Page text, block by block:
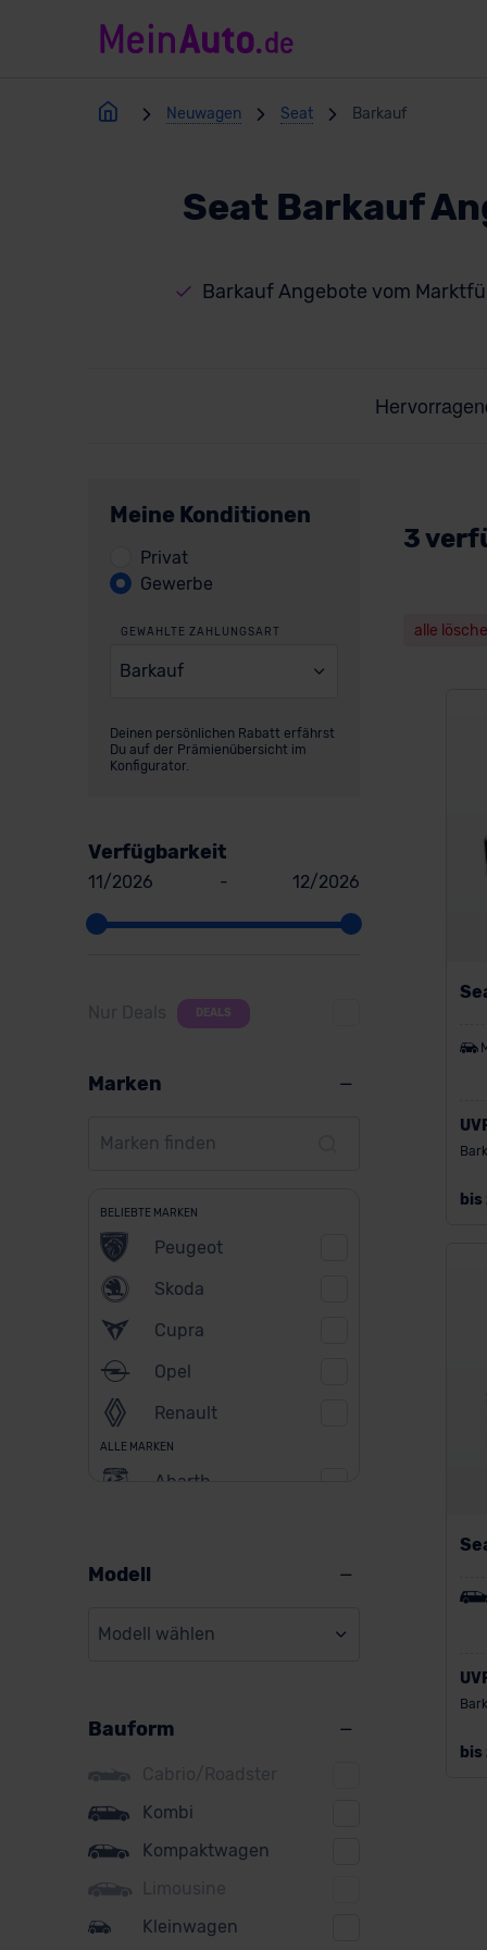
Neuwagen Seat Barkauf
Seat Barkauf
Barkauf Angebote vom
Meine Konditionen
Privat
Gewerbe
GEWÄHLTE ZAHLUNGSART
Barkauf
Deinen persönlichen Rabatt erfährst
Du auf der Prämienübersicht im
Konfigurator.
Verfügbarkeit
11/2026 - 12/2026
Nur Deals DEALS
Marken
BELIEBTE MARKEN
Peugeot
Skoda
Cupra
Opel
Renault
ALLE MARKEN
Abarth
BMW
Citroen
Cupra
DS
Dacia
Fiat
Ford
Modell
Modell wählen
Bauform
Cabrio/Roadster
Kombi
Kompaktwagen
Limousine
Kleinwagen
3
alle
bis
bis